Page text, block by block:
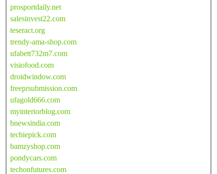
prosportdaily.net
salesinvest22.com
teseract.org
trendy-ama-shop.com
ufabett732m7.com
visiofood.com
droidwindow.com
freeprsubmission.com
ufagold666.com
myinteriorblog.com
bnewsindia.com
techiepick.com
bamzyshop.com
pondycars.com
techonfutures.com